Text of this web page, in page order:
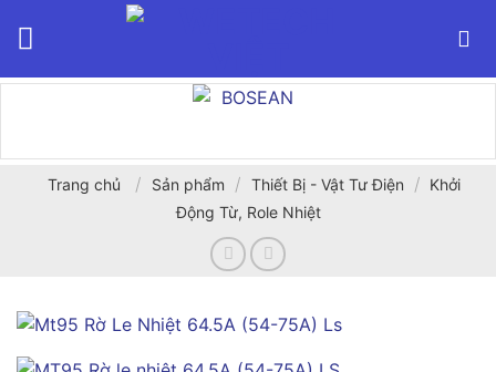
Trang chủ / Sản phẩm / Thiết Bị - Vật Tư Điện / Khởi
Động Từ, Role Nhiệt